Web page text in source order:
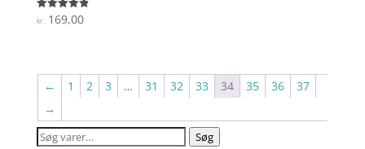
Vurderet
4.9
kr.169,00
← 1 2 3 … 31 32 33 34 35 36
37
→
Søg
Søg